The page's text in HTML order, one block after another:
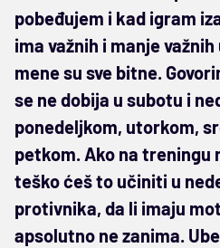
pobeđujem i kad igram
ima važnih i manje
mene su sve bitne.
se ne dobija u subotu i
ponedeljkom, utorkom,
petkom. Ako na treningu
teško ćeš to učiniti u
protivnika, da li imaju
apsolutno ne zanima.